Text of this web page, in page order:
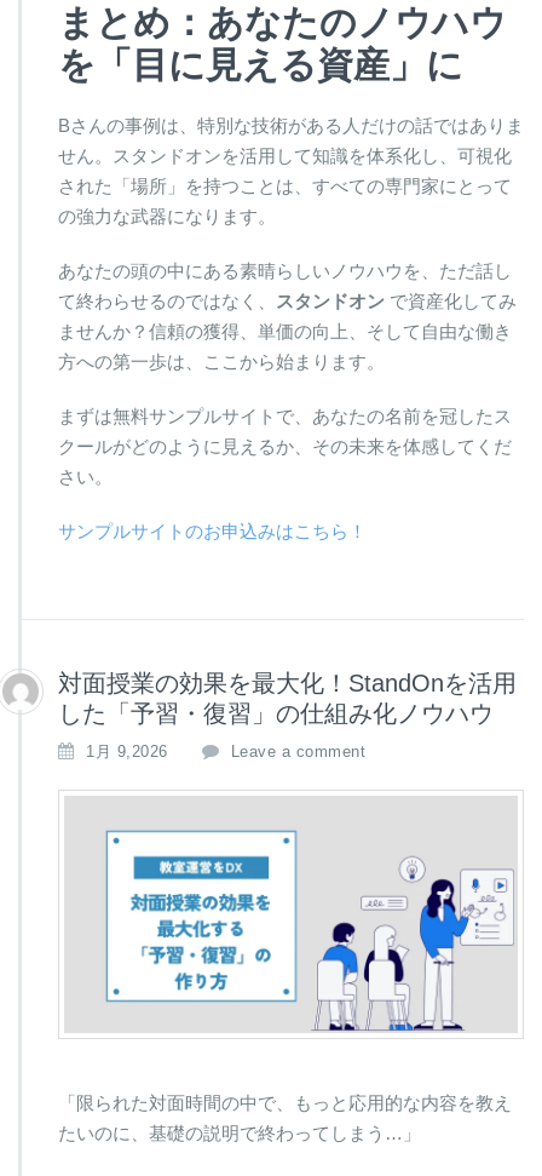
まとめ：あなたのノウハウ
を「目に見える資産」に
Bさんの事例は、特別な技術がある人だけの話ではありま
せん。スタンドオンを活用して知識を体系化し、可視化
された「場所」を持つことは、すべての専門家にとって
の強力な武器になります。
あなたの頭の中にある素晴らしいノウハウを、ただ話し
て終わらせるのではなく、
スタンドオン で資産化してみ
ませんか？信頼の獲得、単価の向上、そして自由な働き
方への第一歩は、ここから始まります。
まずは無料サンプルサイトで、あなたの名前を冠したス
クールがどのように見えるか、その未来を体感してくだ
さい。
サンプルサイトのお申込みはこちら！
対面授業の効果を最大化！StandOnを活用
した「予習・復習」の仕組み化ノウハウ
1月 9,2026 Leave a comment
「限られた対面時間の中で、もっと応用的な内容を教え
たいのに、基礎の説明で終わってしまう…」